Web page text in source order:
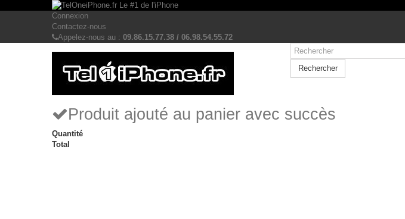
Connexion
Contactez-nous
Appelez-nous au : 09.86.15.77.38 / 06.98.54.55.72
Rechercher
Produit ajouté au panier avec succès
Quantité
Total